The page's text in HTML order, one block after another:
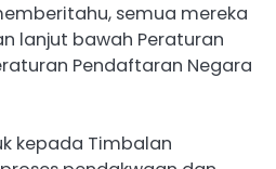
semua mereka
lanjut bawah Peraturan
Pendaftaran Negara
kepada Timbalan